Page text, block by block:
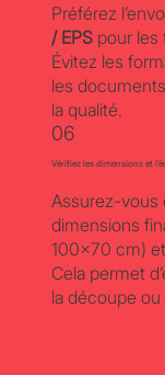
Préférez
/ EPS pour les
Évitez les
les
la qualité.
06
Vérifiez les dimensions et
Assurez-vous
dimensions
100x70 cm)
Cela permet
la découpe ou